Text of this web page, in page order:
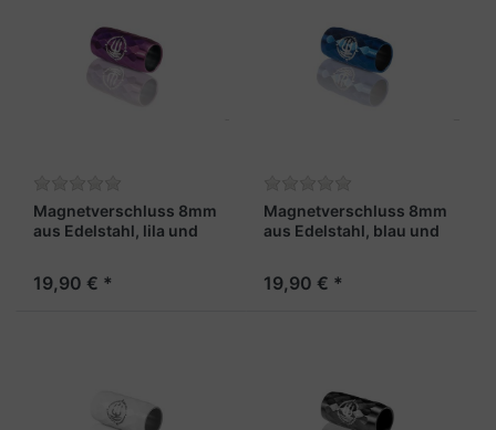
Magnetverschluss 8mm
aus Edelstahl, lila und
19,90 € *
Magnetverschluss 8mm
aus Edelstahl, blau und
19,90 € *